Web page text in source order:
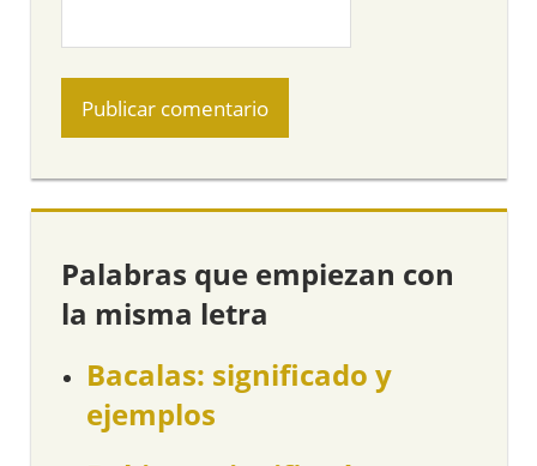
Palabras que empiezan con
la misma letra
Bacalas: significado y
ejemplos